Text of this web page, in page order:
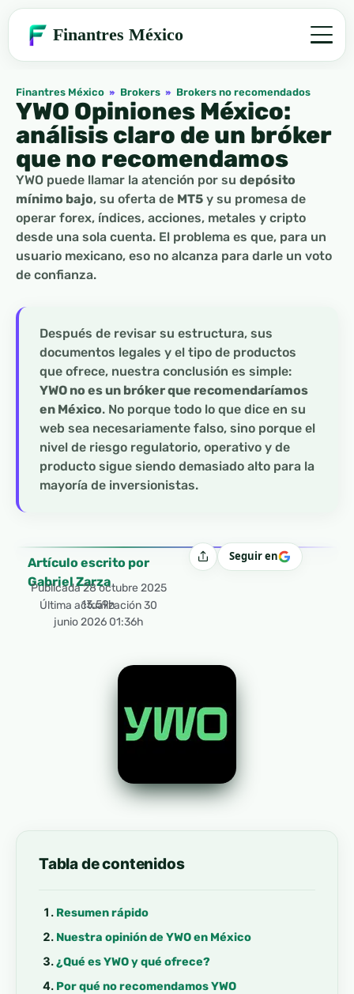
Finantres México
Finantres México » Brokers » Brokers no recomendados
YWO Opiniones México:
análisis claro de un bróker
que no recomendamos
YWO puede llamar la atención por su depósito
mínimo bajo, su oferta de MT5 y su promesa de
operar forex, índices, acciones, metales y cripto
desde una sola cuenta. El problema es que, para un
usuario mexicano, eso no alcanza para darle un voto
de confianza.
Después de revisar su estructura, sus
documentos legales y el tipo de productos
que ofrece, nuestra conclusión es simple:
YWO no es un bróker que recomendaríamos
en México. No porque todo lo que dice en su
web sea necesariamente falso, sino porque el
nivel de riesgo regulatorio, operativo y de
producto sigue siendo demasiado alto para la
mayoría de inversionistas.
Artículo escrito por
Gabriel Zarza
Publicada28 octubre 2025
13:59h
Última actualización 30
junio 2026 01:36h
CompartirSeguir en
Tabla de contenidos
Resumen rápido
Nuestra opinión de YWO en México
¿Qué es YWO y qué ofrece?
Por qué no recomendamos YWO